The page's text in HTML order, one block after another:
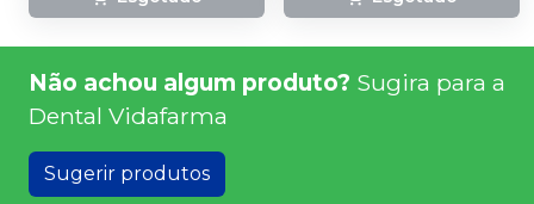
Não achou algum produto? Sugira para a
Dental Vidafarma
Sugerir produtos